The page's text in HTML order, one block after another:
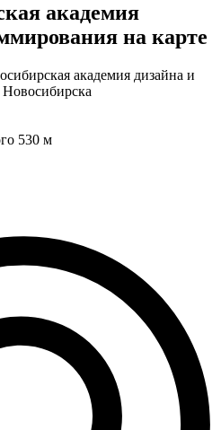
академия
на карте
академия дизайна и
530 м